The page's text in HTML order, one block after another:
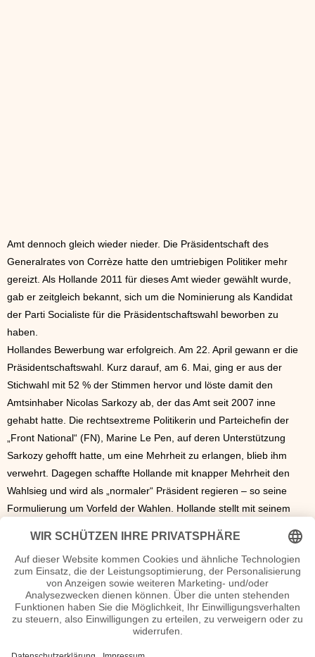
Amt dennoch gleich wieder nieder. Die Präsidentschaft des
Generalrates von Corrèze hatte den umtriebigen Politiker mehr
gereizt. Als Hollande 2011 für dieses Amt wieder gewählt wurde,
gab er zeitgleich bekannt, sich um die Nominierung als Kandidat
der Parti Socialiste für die Präsidentschaftswahl beworben zu
haben.
Hollandes Bewerbung war erfolgreich. Am 22. April gewann er die
Präsidentschaftswahl. Kurz darauf, am 6. Mai, ging er aus der
Stichwahl mit 52 % der Stimmen hervor und löste damit den
Amtsinhaber Nicolas Sarkozy ab, der das Amt seit 2007 inne
gehabt hatte. Die rechtsextreme Politikerin und Parteichefin der
„Front National“ (FN), Marine Le Pen, auf deren Unterstützung
Sarkozy gehofft hatte, um eine Mehrheit zu erlangen, blieb ihm
verwehrt. Dagegen schaffte Hollande mit knapper Mehrheit den
Wahlsieg und wird als „normaler“ Präsident regieren – so seine
Formulierung um Vorfeld der Wahlen. Hollande stellt mit seinem
auf Wachstum und Gerechtigkeit, eine große und auch
internationale Herausforderung dar. Wie die Euro-Krise von ihm
gemeistert wird, wie seine Zusammenarbeit mit der
Bundeskanzlerin Angela Merkelsein wird und wie er seine
Vorhaben im Sinne der Gerechtigkeit durchsetzt, dem allen sieht
nicht allein Frankreich mit Spannung entgegen.